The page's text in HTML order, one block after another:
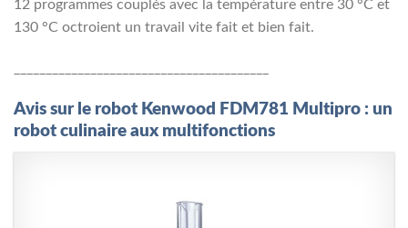
12 programmes couplés avec la température entre 30 °C et
130 °C octroient un travail vite fait et bien fait.
Avis sur le robot Kenwood FDM781 Multipro : un
robot culinaire aux multifonctions